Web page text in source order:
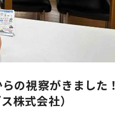
の視察がきました！
株式会社）